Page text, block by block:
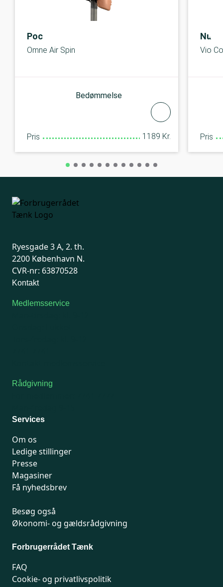
Poc
Omne Air Spin
Bedømmelse
Pris 1189 Kr.
Vio
Pris
Ryesgade 3 A, 2. th.
2200 København N.
CVR-nr: 63870528
Kontakt
Medlemsservice
Rådgivning
Services
Om os
Ledige stillinger
Presse
Magasiner
Få nyhedsbrev
Besøg også
Økonomi- og gældsrådgivning
Forbrugerrådet Tænk
FAQ
Cookie- og privatlivspolitik